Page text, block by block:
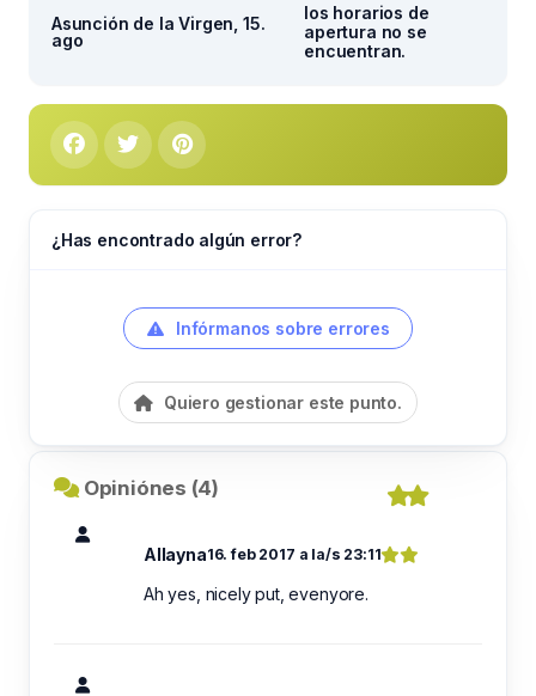
Asunción de la Virgen, 15.
ago
los horarios de
apertura no se
encuentran.
¿Has encontrado algún error?
Infórmanos sobre errores
Quiero gestionar este punto.
Opiniónes (4)
Allayna16. feb 2017 a la/s 23:11
Ah yes, nicely put, evenyore.